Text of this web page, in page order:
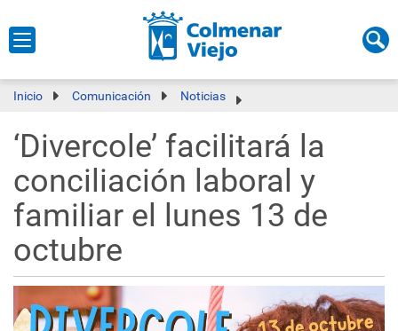
Inicio Comunicación Noticias
‘Divercole’ facilitará la
conciliación laboral y
familiar el lunes 13 de
octubre